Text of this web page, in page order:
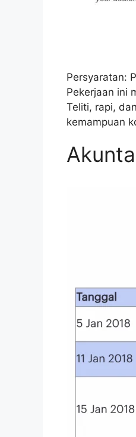
Persyaratan:
Pekerjaan ini
Teliti, rapi,
kemampuan